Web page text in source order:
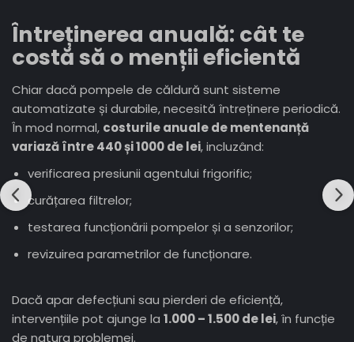
Întreținerea anuală: cât te
costă să o menții eficientă
Chiar dacă pompele de căldură sunt sisteme
automatizate și durabile, necesită întreținere periodică.
În mod normal, costurile anuale de mentenanță
variază între 440 și 1000 de lei, incluzând:
verificarea presiunii agentului frigorific;
curățarea filtrelor;
testarea funcționării pompelor și a senzorilor;
revizuirea parametrilor de funcționare.
Dacă apar defecțiuni sau pierderi de eficiență,
intervențiile pot ajunge la 1.000 – 1.500 de lei, în funcție
de natura problemei.